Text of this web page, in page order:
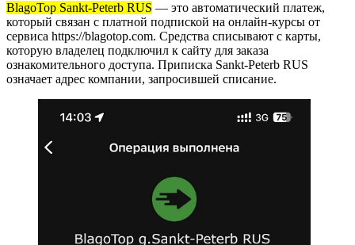
BlagoTop Sankt-Peterb RUS — это автоматический платеж,
который связан с платной подпиской на онлайн-курсы от
сервиса https://blagotop.com. Средства списывают с карты,
которую владелец подключил к сайту для заказа
ознакомительного доступа. Приписка Sankt-Peterb RUS
означает адрес компании, запросившей списание.